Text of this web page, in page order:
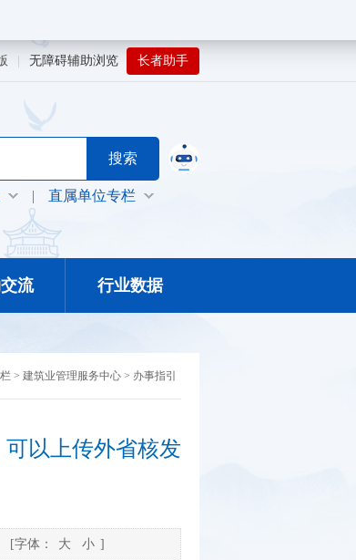
无障碍辅助浏览 长者助手
| 直属单位专栏
流 行业数据
> 建筑业管理服务中心 > 办事指引
以上传外省核发
[字体： 大 小 ]